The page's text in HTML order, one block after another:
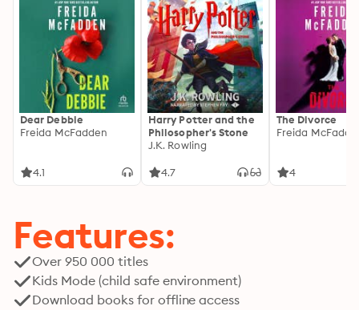
Dear Debbie
Freida McFadden
4.1
Harry Potter and the
Philosopher's Stone
J.K. Rowling
4.7
The Divorce
Freida
4
Features:
Over 950 000 titles
Kids Mode (child safe environment)
Download books for offline access